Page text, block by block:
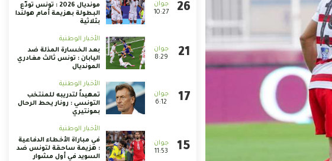
10:27
مونديال 2026 : تونس تودّع
البطولة بهزيمة أمام هولندا
بثلاثية
8:29
الأخبار الوطنية
بعد الخسارة المذلة ضد
اليابان : تونس ثالث مغادري
المونديال
6:12
الأخبار الوطنية
تمهيداً لتدريبه للمنتخب
التونسي : رونار يحط الرحال
بمونتيري
11:53
الأخبار الوطنية
في مباراة الأخطاء الدفاعية
: هزيمة ساحقة لتونس ضد
السويد في أول مشوار